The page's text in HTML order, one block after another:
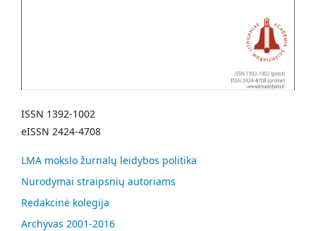
ISSN 1392-1002
eISSN 2424-4708
LMA mokslo žurnalų leidybos politika
Nurodymai straipsnių autoriams
Redakcinė kolegija
Archyvas 2001-2016